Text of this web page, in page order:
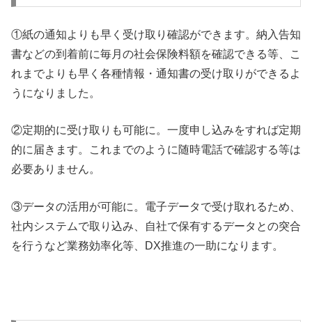
①紙の通知よりも早く受け取り確認ができます。納入告知
書などの到着前に毎月の社会保険料額を確認できる等、こ
れまでよりも早く各種情報・通知書の受け取りができるよ
うになりました。
②定期的に受け取りも可能に。一度申し込みをすれば定期
的に届きます。これまでのように随時電話で確認する等は
必要ありません。
③データの活用が可能に。電子データで受け取れるため、
社内システムで取り込み、自社で保有するデータとの突合
を行うなど業務効率化等、DX推進の一助になります。